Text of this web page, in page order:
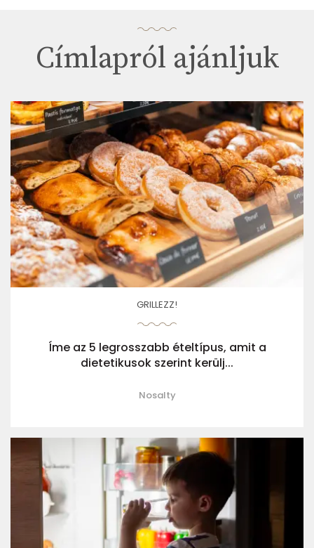
Címlapról ajánljuk
GRILLEZZ!
Íme az 5 legrosszabb ételtípus, amit a
dietetikusok szerint kerülj...
Nosalty